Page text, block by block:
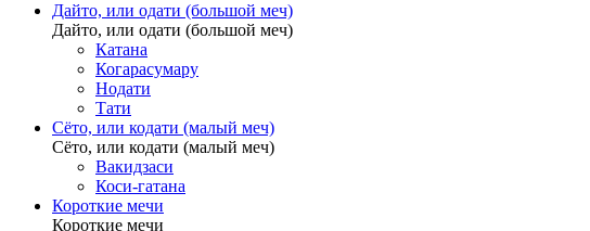
Дайто, или одати (большой меч)
Дайто, или одати (большой меч)
Катана
Когарасумару
Нодати
Тати
Сёто, или кодати (малый меч)
Сёто, или кодати (малый меч)
Вакидзаси
Коси-гатана
Короткие мечи
Короткие мечи